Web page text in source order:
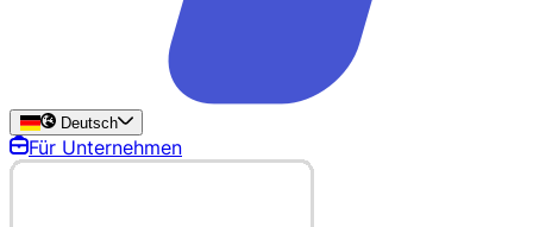
Deutsch
Für Unternehmen